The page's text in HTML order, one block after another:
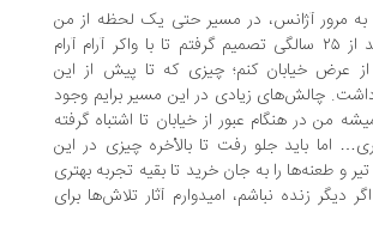
آژانس، در مسیر حتی یک لحظه از من
غافل نمی‌شدند. بعد از ۲۵ سالگی تصمیم گرفتم تا با واکر آرام آرام
کنم؛ چیزی که تا پیش از این
زیادی در این مسیر برایم وجود
عبور از خیابان تا اشتباه گرفته
جلو رفت تا بالأخره چیزی در این
را به جان خرید تا بقیه تجربه بهتری
نباشم، امیدوارم آثار تلاش‌ها برای